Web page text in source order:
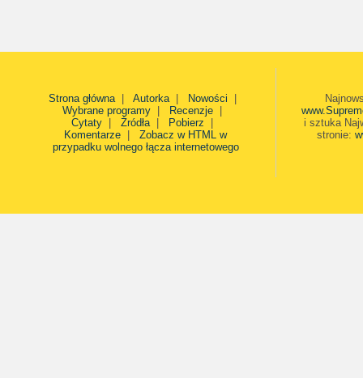
Strona główna| Autorka| Nowości
Wybrane programy
Recenzje
Cytaty
Źródła| Pobierz
Komentarze
Zobacz w HTML w
przypadku wolnego łącza internetowego
i sztuka
stronie: